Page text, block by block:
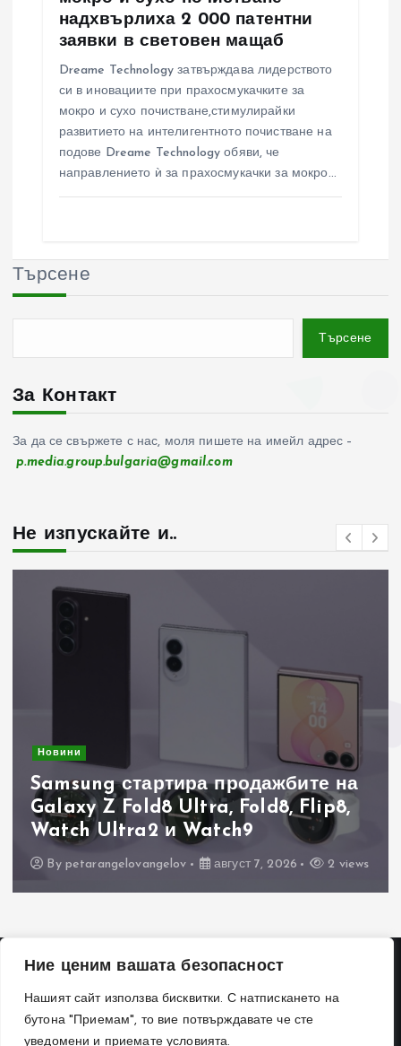
Ние ценим вашата безопасност
Нашият сайт използва бисквитки. С натпискането на
бутона "Приемам", то вие потвърждавате че сте
уведомени и приемате условията.
надхвърлиха 2 000 патентни
заявки в световен мащаб
Dreame Technology затвърждава лидерството
си в иновациите при прахосмукачките за
мокро и сухо почистване,стимулирайки
развитието на интелигентното почистване на
подове Dreame Technology обяви, че
направлението ѝ за прахосмукачки за мокро…
Търсене
Търсене
За Контакт
За да се свържете с нас, моля пишете на имейл адрес –
p.media.group.bulgaria@gmail.com
Не изпускайте и..
Новини
Samsung стартира продажбите на
Galaxy Z Fold8 Ultra, Fold8, Flip8,
Watch Ultra2 и Watch9
By petarangelovangelov август 7, 2026 2 views